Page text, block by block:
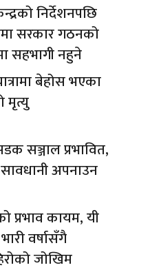
निर्देशनपछि
सरकार गठनको
सहभागी नहुने
बेहोस भएका
मृत्यु
सञ्जाल प्रभावित,
सावधानी अपनाउन
प्रभाव कायम, यी
वर्षासँगै
जोखिम